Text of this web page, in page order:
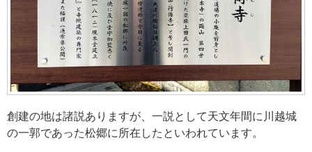
創建の地は諸説ありますが、一説として天文年間に川越城
の一郭であった松郷に所在したといわれています。